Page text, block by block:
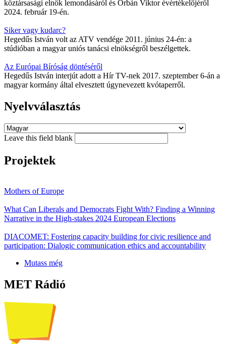
köztársasági elnök lemondásáról és Orbán Viktor évértékelőjéről
2024. február 19-én.
Siker vagy kudarc?
Hegedűs István volt az ATV vendége 2011. június 24-én: a
stúdióban a magyar uniós tanácsi elnökségről beszélgettek.
Az Európai Bíróság döntéséről
Hegedűs István interjút adott a Hír TV-nek 2017. szeptember 6-án a
magyar kormány által elvesztett úgynevezett kvótaperről.
Nyelvválasztás
Leave this field blank
Projektek
Mothers of Europe
What Can Liberals and Democrats Fight With? Finding a Winning
Narrative in the High-stakes 2024 European Elections
DIACOMET: Fostering capacity building for civic resilience and
participation: Dialogic communication ethics and accountability
Mutass még
MET Rádió